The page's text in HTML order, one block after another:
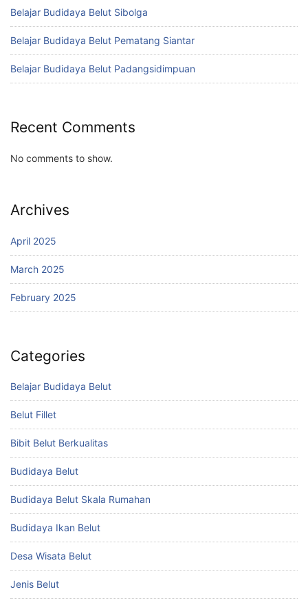
Belajar Budidaya Belut Sibolga
Belajar Budidaya Belut Pematang Siantar
Belajar Budidaya Belut Padangsidimpuan
Recent Comments
No comments to show.
Archives
April 2025
March 2025
February 2025
Categories
Belajar Budidaya Belut
Belut Fillet
Bibit Belut Berkualitas
Budidaya Belut
Budidaya Belut Skala Rumahan
Budidaya Ikan Belut
Desa Wisata Belut
Jenis Belut